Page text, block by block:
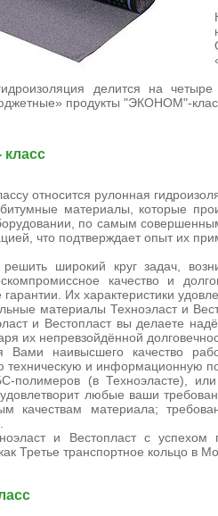
делится на
продукты "ЭКОНОМ"-
относится рулонная
материалы, которые
по самым
что подтверждает опыт их
широкий круг задач,
качество и
Их характеристики
материалы Техноэласт и
и Вестопласт вы делаете
их непревзойдённой
Вами наивысшего качество
и информационную
полимеров (в Техноэласте),
любые ваши
качествам материала;
и Вестопласт с успехом
Третье транспортное кольцо в